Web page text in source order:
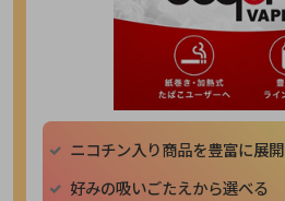
ニコチン入り商品を豊富に展開
好みの吸いごたえから選べる